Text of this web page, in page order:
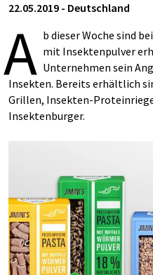
22.05.2019 - Deutschland
A b dieser Woche sind
mit Insektenpulver
Unternehmen sein
Insekten. Bereits erhältlich
Grillen, Insekten-
Insektenburger.